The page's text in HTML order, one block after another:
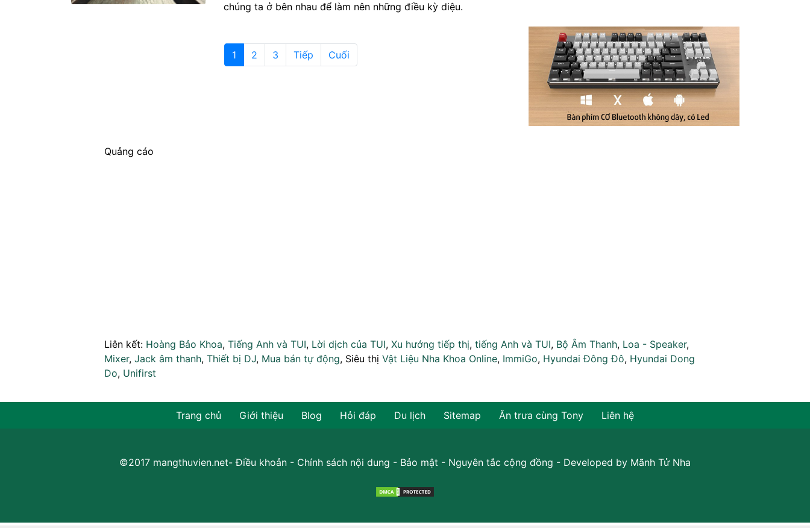
chúng ta ở bên nhau để làm nên những điều kỳ diệu.
1 2 3 Tiếp Cuối
Quảng cáo
Liên kết: Hoàng Bảo Khoa, Tiếng Anh và TUI, Lời dịch của TUI, Xu hướng tiếp thị, tiếng Anh và TUI, Bộ Âm Thanh, Loa - Speaker,
Mixer, Jack âm thanh, Thiết bị DJ, Mua bán tự động, Siêu thị Vật Liệu Nha Khoa Online, ImmiGo, Hyundai Đông Đô, Hyundai Dong
Do, Unifirst
Trang chủ Giới thiệu Blog Hỏi đáp Du lịch Sitemap Ăn trưa cùng Tony Liên hệ
©2017 mangthuvien.net-Điều khoản - Chính sách nội dung - Bảo mật - Nguyên tắc cộng đồng - Developed by Mãnh Tử Nha